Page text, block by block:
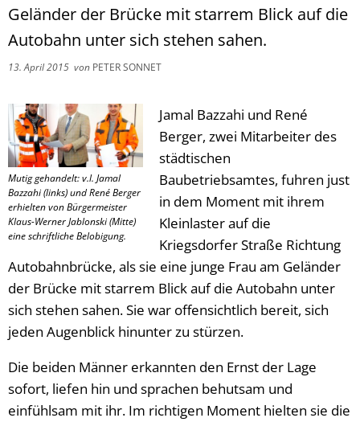
Geländer der Brücke mit starrem Blick auf die
Autobahn unter sich stehen sahen.
13. April 2015 von PETER SONNET
Mutig gehandelt: v.l. Jamal
Bazzahi (links) und René Berger
erhielten von Bürgermeister
Klaus-Werner Jablonski (Mitte)
eine schriftliche Belobigung.
Jamal Bazzahi und René
Berger, zwei Mitarbeiter des
städtischen
Baubetriebsamtes, fuhren just
in dem Moment mit ihrem
Kleinlaster auf die
Kriegsdorfer Straße Richtung
Autobahnbrücke, als sie eine junge Frau am Geländer
der Brücke mit starrem Blick auf die Autobahn unter
sich stehen sahen. Sie war offensichtlich bereit, sich
jeden Augenblick hinunter zu stürzen.
Die beiden Männer erkannten den Ernst der Lage
sofort, liefen hin und sprachen behutsam und
einfühlsam mit ihr. Im richtigen Moment hielten sie die